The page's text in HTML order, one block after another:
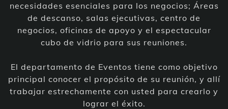
necesidades esenciales para los negocios; Áreas
de descanso, salas ejecutivas, centro de
negocios, oficinas de apoyo y el espectacular
cubo de vidrio para sus reuniones.
El departamento de Eventos tiene como objetivo
principal conocer el propósito de su reunión, y allí
trabajar estrechamente con usted para crearlo y
lograr el éxito.